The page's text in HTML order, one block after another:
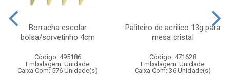
Borracha escolar
bolsa/sorvetinho 4cm
Código: 495186
Embalagem: Unidade
Caixa Com: 576 Unidade(s)
Paliteiro de acrilico 13g para
mesa cristal
Código: 471628
Embalagem: Unidade
Caixa Com: 36 Unidade(s)